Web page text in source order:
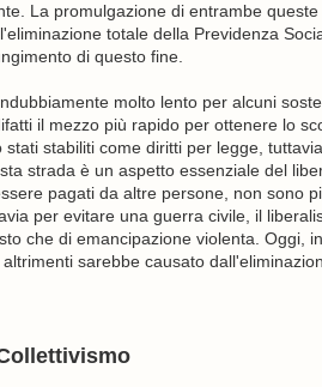
La promulgazione di entrambe
totale della Previdenza
di questo fine.
molto lento per alcuni
il mezzo più rapido per ottenere lo
stabiliti come diritti per legge,
strada è un aspetto essenziale del
pagati da altre persone, non sono
per evitare una guerra civile, il
che di emancipazione violenta. Oggi,
sarebbe causato